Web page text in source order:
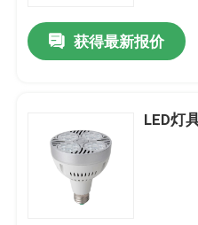
获得最新报价
LED灯